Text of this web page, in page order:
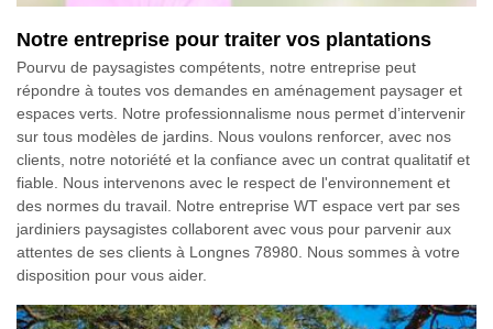
Notre entreprise pour traiter vos plantations
Pourvu de paysagistes compétents, notre entreprise peut
répondre à toutes vos demandes en aménagement paysager et
espaces verts. Notre professionnalisme nous permet d’intervenir
sur tous modèles de jardins. Nous voulons renforcer, avec nos
clients, notre notoriété et la confiance avec un contrat qualitatif et
fiable. Nous intervenons avec le respect de l'environnement et
des normes du travail. Notre entreprise WT espace vert par ses
jardiniers paysagistes collaborent avec vous pour parvenir aux
attentes de ses clients à Longnes 78980. Nous sommes à votre
disposition pour vous aider.